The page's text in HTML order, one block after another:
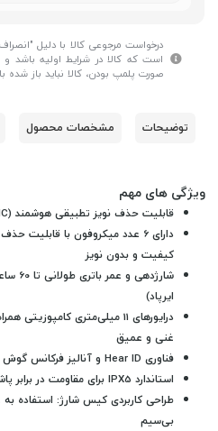
درخواست مرجوعی کالا با دلیل
است که کالا در شرایط اولیه باشد
صورت پلمپ بودن، کالا نباید باز شده
توضیحات مشخصات محصول
ویژگی های مهم
قابلیت حذف نویز تطبیقی هوشمند (ANC) با امکان شخصی سازی
دارای 6 عدد میکروفون با
کیفیت و بدون نویز
ایرپاد)
غنی و عمیق
فناوری Hear ID و آنالیز فرکانس گوش جهت دریافت بهترین صدا
استاندارد IPX5 برای مقاومت در برابر پاشش آب و تعریق
طراحی کاربردی کیس شارژ: استفاده به
بی‌سیم